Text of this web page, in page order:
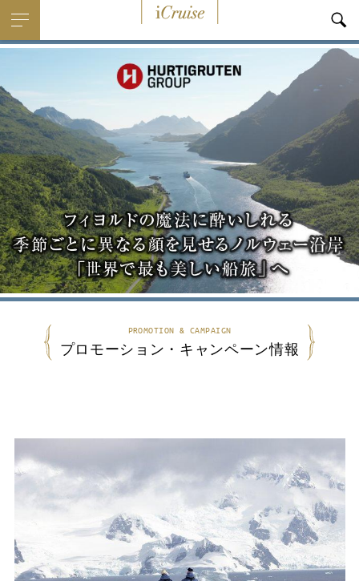
PROMOTION & CAMPAIGN
プロモーション・キャンペーン情報